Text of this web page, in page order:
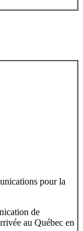
pour la
de
au Québec en